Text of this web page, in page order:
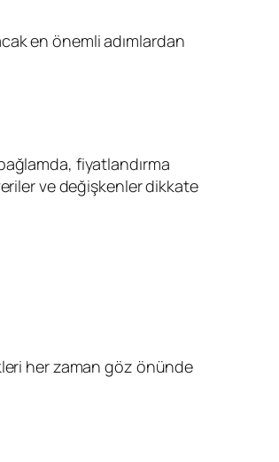
en önemli adımlardan
fiyatlandırma
ve değişkenler dikkate
her zaman göz önünde